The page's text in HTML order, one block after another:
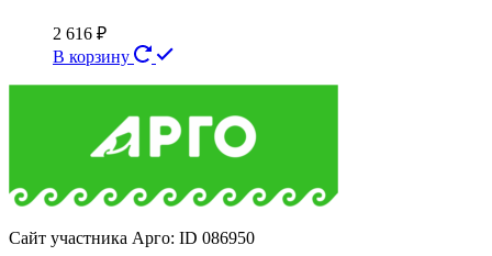
2 616 ₽
В корзину
Сайт участника Арго: ID 086950